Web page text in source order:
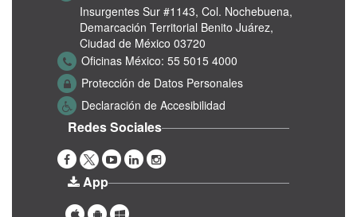
Insurgentes Sur #1143, Col. Nochebuena,
Demarcación Territorial Benito Juárez,
Ciudad de México 03720
Oficinas México: 55 5015 4000
Protección de Datos Personales
Declaración de Accesibilidad
Redes Sociales
App